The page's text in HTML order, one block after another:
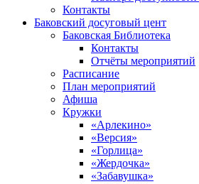
Контакты
Баковский досуговый цент
Баковская Библиотека
Контакты
Отчёты мероприятий
Расписание
План мероприятий
Афиша
Кружки
«Арлекино»
«Версия»
«Горлица»
«Жердочка»
«Забавушка»